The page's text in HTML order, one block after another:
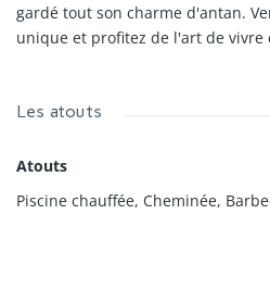
gardé tout son charme d'antan.
unique et profitez de l'art de vivre
Les atouts
Atouts
Piscine chauffée, Cheminée,